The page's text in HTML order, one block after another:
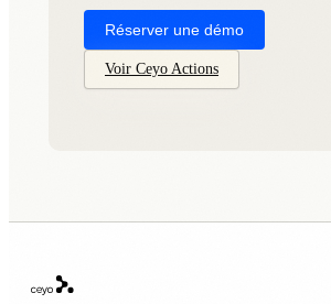
Réserver une démo
Voir Ceyo Actions